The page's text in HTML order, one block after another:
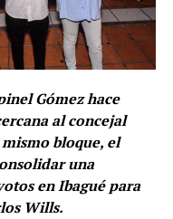
Gómez hace
al concejal
bloque, el
una
en Ibagué para
Wills.